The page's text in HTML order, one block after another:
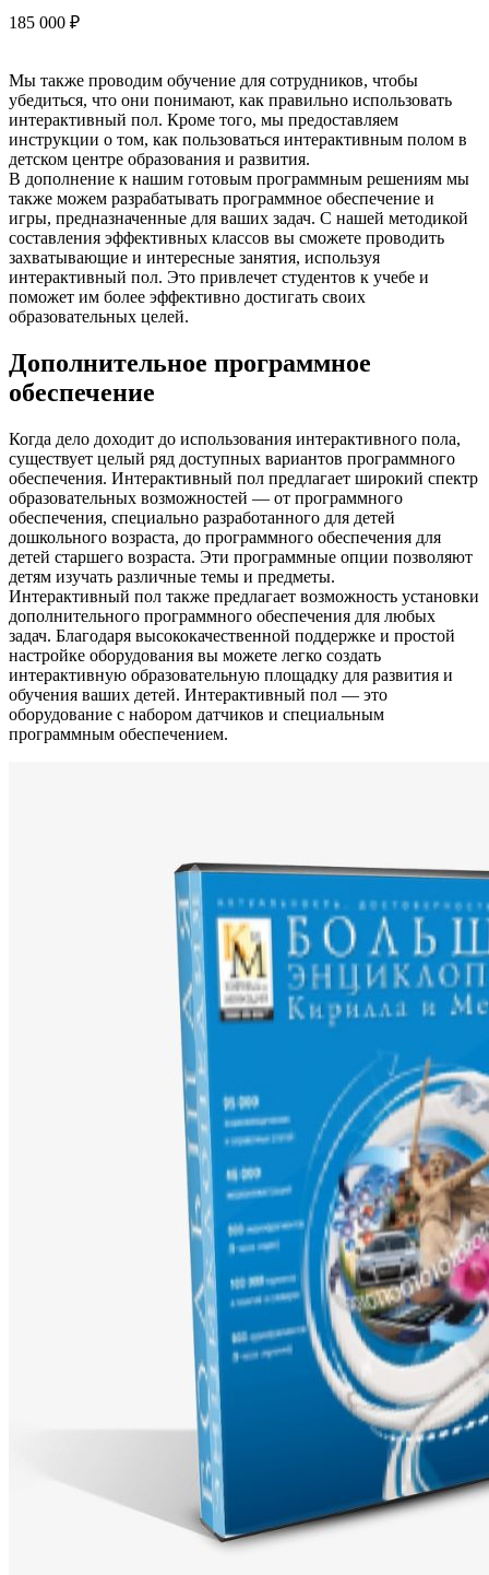
185 000 ₽
Мы также проводим обучение для сотрудников, чтобы
убедиться, что они понимают, как правильно использовать
интерактивный пол. Кроме того, мы предоставляем
инструкции о том, как пользоваться интерактивным полом в
детском центре образования и развития.
В дополнение к нашим готовым программным решениям мы
также можем разрабатывать программное обеспечение и
игры, предназначенные для ваших задач. С нашей методикой
составления эффективных классов вы сможете проводить
захватывающие и интересные занятия, используя
интерактивный пол. Это привлечет студентов к учебе и
поможет им более эффективно достигать своих
образовательных целей.
Дополнительное программное
обеспечение
Когда дело доходит до использования интерактивного пола,
существует целый ряд доступных вариантов программного
обеспечения. Интерактивный пол предлагает широкий спектр
образовательных возможностей — от программного
обеспечения, специально разработанного для детей
дошкольного возраста, до программного обеспечения для
детей старшего возраста. Эти программные опции позволяют
детям изучать различные темы и предметы.
Интерактивный пол также предлагает возможность установки
дополнительного программного обеспечения для любых
задач. Благодаря высококачественной поддержке и простой
настройке оборудования вы можете легко создать
интерактивную образовательную площадку для развития и
обучения ваших детей. Интерактивный пол — это
оборудование с набором датчиков и специальным
программным обеспечением.